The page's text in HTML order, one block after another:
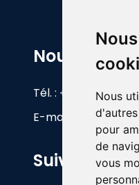
Nous
pour
de
vous
Nous
Tél. : +33(0)1 60
E-mail : info@foy.fr
Suivez-nous